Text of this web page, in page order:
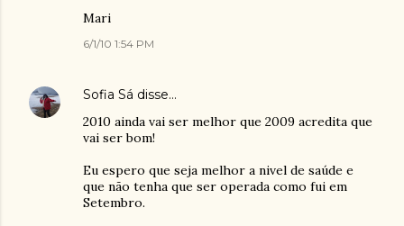
Mari
6/1/10 1:54 PM
Sofia Sá disse…
2010 ainda vai ser melhor que 2009 acredita que
vai ser bom!
Eu espero que seja melhor a nivel de saúde e
que não tenha que ser operada como fui em
Setembro.